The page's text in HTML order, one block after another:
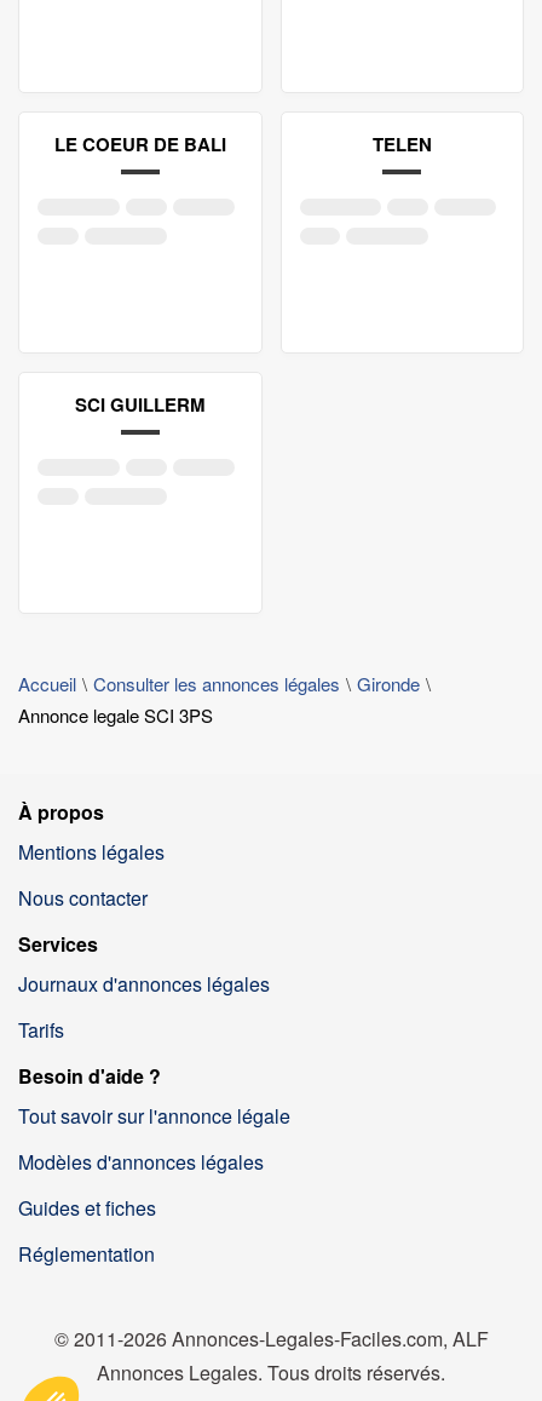
LE COEUR DE BALI TELEN
SCI GUILLERM
Accueil Consulter les annonces légales
Gironde
Annonce legale SCI 3PS
À propos
Mentions légales
Nous contacter
Services
Journaux d'annonces légales
Tarifs
Besoin d'aide ?
Tout savoir sur l'annonce légale
Modèles d'annonces légales
Guides et fiches
Réglementation
© 2011-2026 Annonces-Legales-Faciles.com, ALF
Annonces Legales. Tous droits réservés.